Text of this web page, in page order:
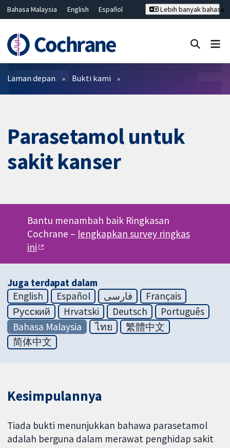
Bahasa Malaysia English
Español
Hrvatski
Deutsch ไทย
繁體中文
简体中文
Lebih banyak bahasa
Penapis
Laman depan Bukti kami
Parasetamol untuk
sakit kanser
Bantu menambah baik Ringkasan
Cochrane – lengkapkan survey ringkas
ini
Juga terdapat dalam
English
Español فارسی
Français
Русский
Hrvatski Deutsch
Português
Bahasa Malaysia
ไทย
繁體中文
简体中文
Kesimpulannya
Tiada bukti menunjukkan bahawa parasetamol
adalah berguna dalam merawat penghidap sakit